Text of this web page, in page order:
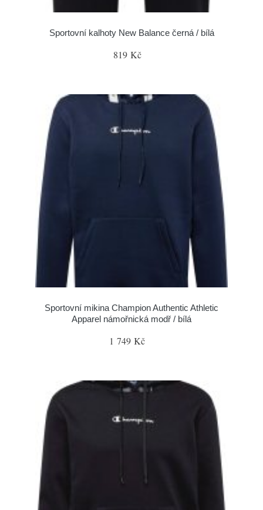
Sportovní kalhoty New Balance černá / bílá
819 Kč
Sportovní mikina Champion Authentic Athletic
Apparel námořnická modř / bílá
1 749 Kč